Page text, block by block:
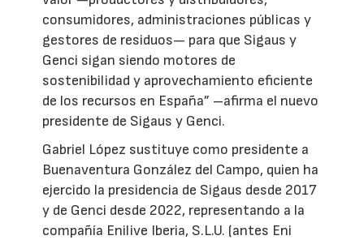
consumidores, administraciones públicas y
gestores de residuos— para que Sigaus y
Genci sigan siendo motores de
sostenibilidad y aprovechamiento eficiente
de los recursos en España” –afirma el nuevo
presidente de Sigaus y Genci.
Gabriel López sustituye como presidente a
Buenaventura González del Campo, quien ha
ejercido la presidencia de Sigaus desde 2017
y de Genci desde 2022, representando a la
compañía Enilive Iberia, S.L.U. (antes Eni